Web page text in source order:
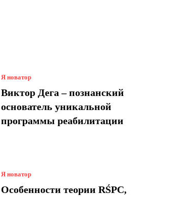
Я новатор
Виктор Дега – познанский
основатель уникальной
программы реабилитации
Я новатор
Особенности теории RŚPC,